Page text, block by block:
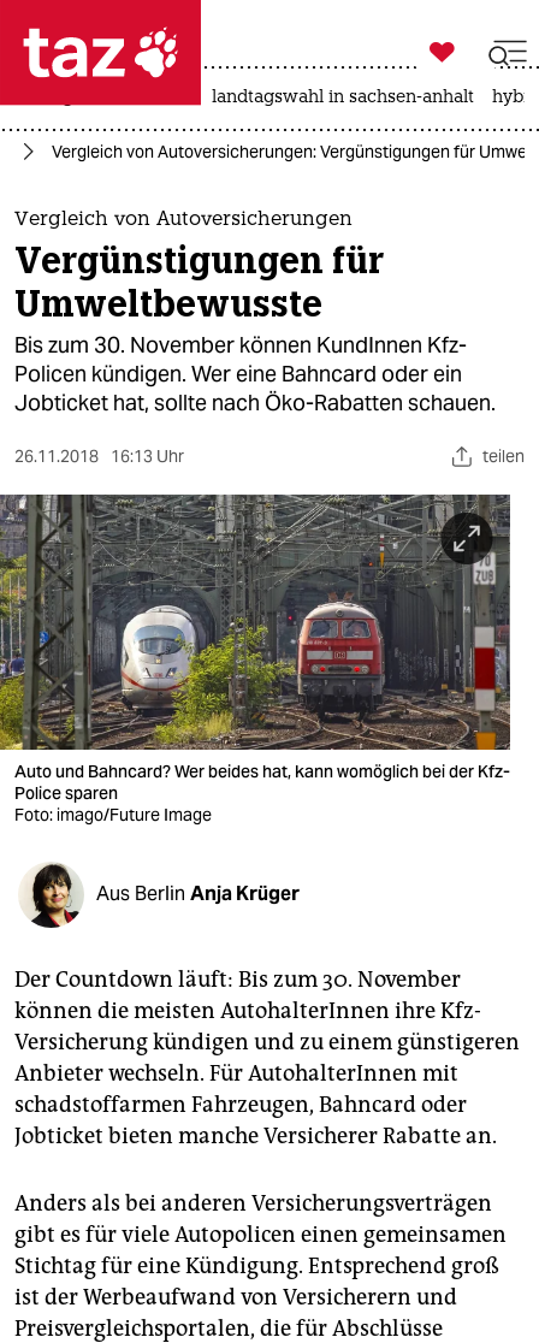
 taz zahl ich
taz zahl ich
themen
politik
öko
gesellschaft
sport
berlin
nord
wahrheit
verlag
verlag
veranstaltungen
fragen & hilfe
abo
genossenschaft
epaper login

taz zahl ich
landtagswahl in sachsen-anhalt
Vergleich von Autoversicherungen: Vergünstigungen für
Vergleich von Autoversicherungen
Vergünstigungen für
Umweltbewusste
Bis zum 30. November können KundInnen Kfz-
Policen kündigen. Wer eine Bahncard oder ein
Jobticket hat, sollte nach Öko-Rabatten schauen.
26.11.2018 16:13 Uhr teilen
Auto und Bahncard? Wer beides hat, kann womöglich bei der Kfz-
Police sparen
Foto: imago/Future Image
Aus Berlin Anja Krüger
Der Countdown läuft: Bis zum 30. November
können die meisten AutohalterInnen ihre Kfz-
Versicherung kündigen und zu einem günstigeren
Anbieter wechseln. Für AutohalterInnen mit
schadstoffarmen Fahrzeugen, Bahncard oder
Jobticket bieten manche Versicherer Rabatte an.
Anders als bei anderen Versicherungsverträgen
gibt es für viele Autopolicen einen gemeinsamen
Stichtag für eine Kündigung. Entsprechend groß
ist der Werbeaufwand von Versicherern und
Preisvergleichsportalen, die für Abschlüsse